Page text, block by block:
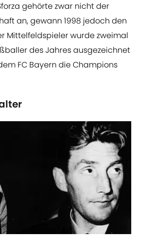
gehörte zwar nicht der
an, gewann 1998 jedoch den
Mittelfeldspieler wurde zweimal
des Jahres ausgezeichnet
FC Bayern die Champions